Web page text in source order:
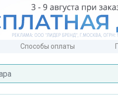
Способы оплаты